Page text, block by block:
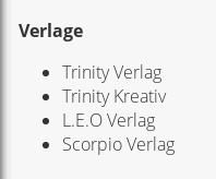
Verlage
Trinity Verlag
Trinity Kreativ
L.E.O Verlag
Scorpio Verlag